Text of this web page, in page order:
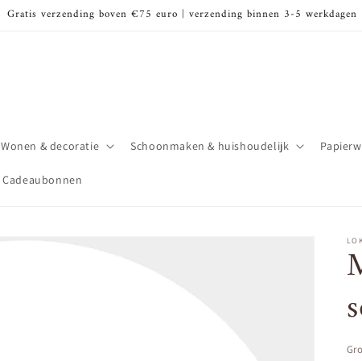
Gratis verzending boven €75 euro | verzending binnen 3-5 werkdagen
Wonen & decoratie Schoonmaken & huishoudelijk
Cadeaubonnen